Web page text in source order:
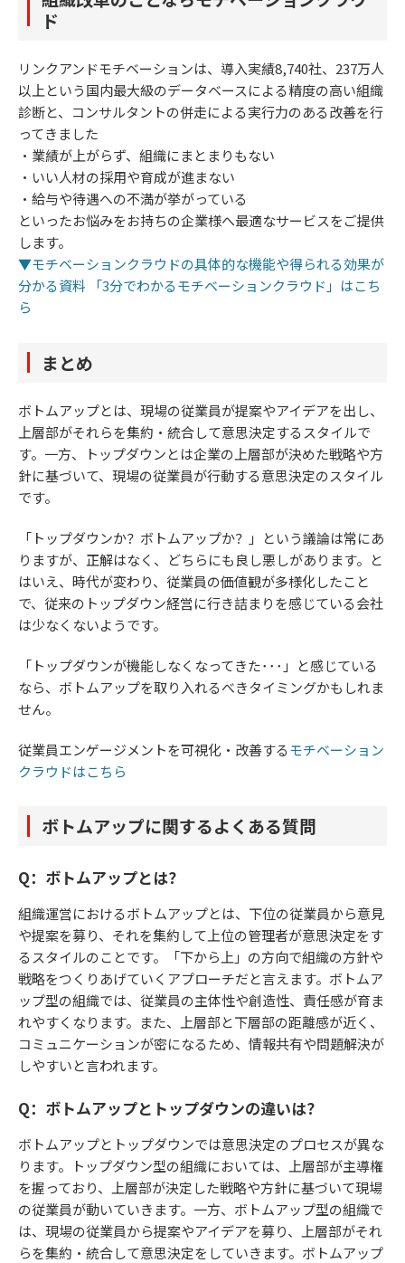
ド
リンクアンドモチベーションは、導入実績8,740社、237万人
以上という国内最大級のデータベースによる精度の高い組織
診断と、コンサルタントの併走による実行力のある改善を行
ってきました
・業績が上がらず、組織にまとまりもない
・いい人材の採用や育成が進まない
・給与や待遇への不満が挙がっている
といったお悩みをお持ちの企業様へ最適なサービスをご提供
します。
▼モチベーションクラウドの具体的な機能や得られる効果が
分かる資料 「3分でわかるモチベーションクラウド」はこち
ら
まとめ
ボトムアップとは、現場の従業員が提案やアイデアを出し、
上層部がそれらを集約・統合して意思決定するスタイルで
す。一方、トップダウンとは企業の上層部が決めた戦略や方
針に基づいて、現場の従業員が行動する意思決定のスタイル
です。
「トップダウンか？ボトムアップか？」という議論は常にあ
りますが、正解はなく、どちらにも良し悪しがあります。と
はいえ、時代が変わり、従業員の価値観が多様化したこと
で、従来のトップダウン経営に行き詰まりを感じている会社
は少なくないようです。
「トップダウンが機能しなくなってきた･･･」と感じている
なら、ボトムアップを取り入れるべきタイミングかもしれま
せん。
従業員エンゲージメントを可視化・改善するモチベーション
クラウドはこちら
ボトムアップに関するよくある質問
Q：ボトムアップとは？
組織運営におけるボトムアップとは、下位の従業員から意見
や提案を募り、それを集約して上位の管理者が意思決定をす
るスタイルのことです。「下から上」の方向で組織の方針や
戦略をつくりあげていくアプローチだと言えます。ボトムア
ップ型の組織では、従業員の主体性や創造性、責任感が育ま
れやすくなります。また、上層部と下層部の距離感が近く、
コミュニケーションが密になるため、情報共有や問題解決が
しやすいと言われます。
Q：ボトムアップとトップダウンの違いは？
ボトムアップとトップダウンでは意思決定のプロセスが異な
ります。トップダウン型の組織においては、上層部が主導権
を握っており、上層部が決定した戦略や方針に基づいて現場
の従業員が動いていきます。一方、ボトムアップ型の組織で
は、現場の従業員から提案やアイデアを募り、上層部がそれ
らを集約・統合して意思決定をしていきます。ボトムアップ